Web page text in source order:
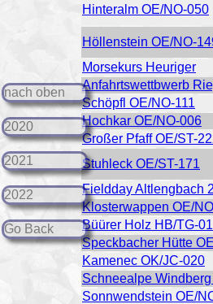
nach oben
2020
2021
2022
Go Back
Hinteralm OE/NO-050
Höllenstein OE/NO-
Morsekurs Heuriger
Anfahrtswettbwerb
Schöpfl OE/NO-111
Hochkar OE/NO-006
Großer Pfaff OE/ST-
Stuhleck OE/ST-171
Fieldday Altlengbach
Klosterwappen OE/
Büürer Holz HB/TG-
Speckbacher Hütte
Kamenec OK/JC-020
Schneealpe
Sonnwendstein OE/